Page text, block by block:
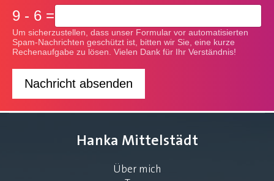
9 - 6 =
Um sicherzustellen, dass unser Formular vor automatisierten
Spam-Nachrichten geschützt ist, bitten wir Sie, eine kurze
Rechenaufgabe zu lösen. Vielen Dank für Ihr Verständnis!
Nachricht absenden
Hanka Mittelstädt
Über mich